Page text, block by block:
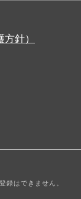
針）
録はできません。